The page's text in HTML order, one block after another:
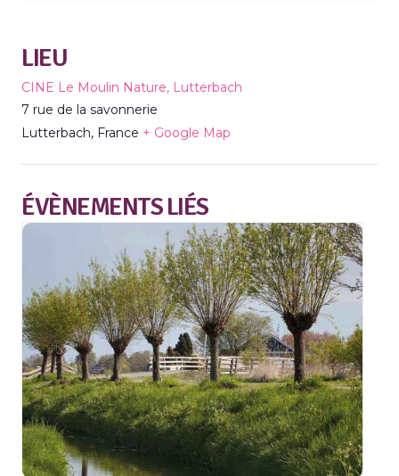
LIEU
CINE Le Moulin Nature, Lutterbach
7 rue de la savonnerie
Lutterbach, France + Google Map
ÉVÈNEMENTS LIÉS